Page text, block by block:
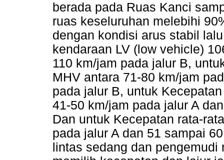
berada pada Ruas Kanci
ruas keseluruhan melebihi
dengan kondisi arus stabil
kendaraan LV (low vehicle)
110 km/jam pada jalur B,
MHV antara 71-80 km/jam
pada jalur B, untuk
41-50 km/jam pada jalur A
Dan untuk Kecepatan rata-
pada jalur A dan 51 sampai
lintas sedang dan